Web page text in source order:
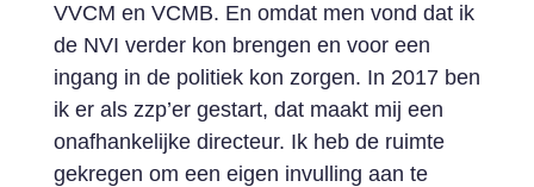
VVCM en VCMB. En omdat men vond dat ik
de NVI verder kon brengen en voor een
ingang in de politiek kon zorgen. In 2017 ben
ik er als zzp’er gestart, dat maakt mij een
onafhankelijke directeur. Ik heb de ruimte
gekregen om een eigen invulling aan te